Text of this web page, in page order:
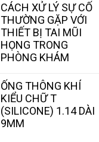
CÁCH XỬ LÝ SỰ CỐ
THƯỜNG GẶP VỚI
THIẾT BỊ TAI MŨI
HỌNG TRONG
PHÒNG KHÁM
ỐNG THÔNG KHÍ
KIỂU CHỮ T
(SILICONE) 1.14 DÀI
9MM